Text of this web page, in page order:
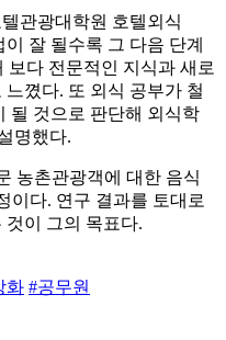
관광대학원 호텔외식
잘 될수록 그 다음 단계
보다 전문적인 지식과 새로
꼈다. 또 외식 공부가 철
될 것으로 판단해 외식학
명했다.
농촌관광객에 대한 음식
이다. 연구 결과를 토대로
이 그의 목표다.
화 #공무원